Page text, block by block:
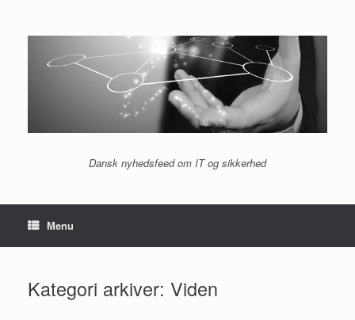
indhold
Dansk nyhedsfeed om IT og sikkerhed
Menu
Kategori arkiver: Viden